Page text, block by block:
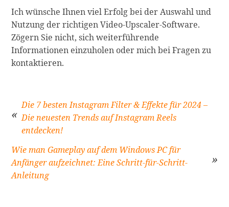
Ich wünsche Ihnen viel Erfolg bei der Auswahl und
Nutzung der richtigen Video-Upscaler-Software.
Zögern Sie nicht, sich weiterführende
Informationen einzuholen oder mich bei Fragen zu
kontaktieren.
Beitragsnavigation
Die 7 besten Instagram Filter & Effekte für 2024 –
Die neuesten Trends auf Instagram Reels
entdecken!
Wie man Gameplay auf dem Windows PC für
Anfänger aufzeichnet: Eine Schritt-für-Schritt-
Anleitung